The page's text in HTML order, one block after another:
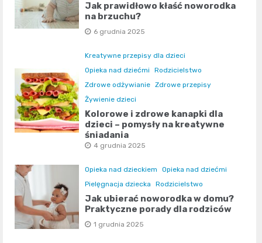
Jak prawidłowo kłaść noworodka
na brzuchu?
6 grudnia 2025
Kreatywne przepisy dla dzieci
Opieka nad dziećmi
Rodzicielstwo
Zdrowe odżywianie Zdrowe przepisy
Żywienie dzieci
Kolorowe i zdrowe kanapki dla
dzieci – pomysły na kreatywne
śniadania
4 grudnia 2025
Opieka nad dzieckiem
Opieka nad dziećmi
Pielęgnacja dziecka
Rodzicielstwo
Jak ubierać noworodka w domu?
Praktyczne porady dla rodziców
1 grudnia 2025